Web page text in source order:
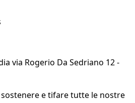
via Rogerio Da Sedriano 12 -
e tifare tutte le nostre